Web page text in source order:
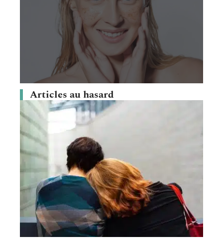
Articles au hasard